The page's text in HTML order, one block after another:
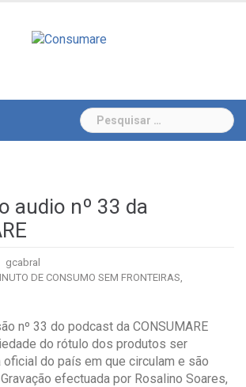
Pesquisar
por:
audio nº 33 da
gcabral
DE CONSUMO SEM FRONTEIRAS
nº 33 do podcast da CONSUMARE
do rótulo dos produtos ser
oficial do país em que circulam e são
efectuada por Rosalino Soares,